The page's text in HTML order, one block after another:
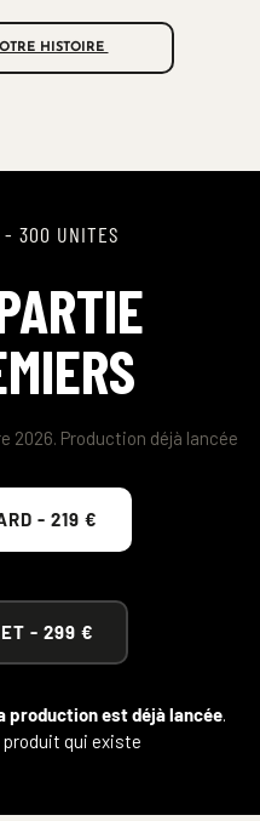
HISTOIRE
- 300 UNITES
2026. Production déjà lancée
- 219 €
- 299 €
production est déjà lancée.
produit qui existe